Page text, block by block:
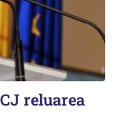
reluarea